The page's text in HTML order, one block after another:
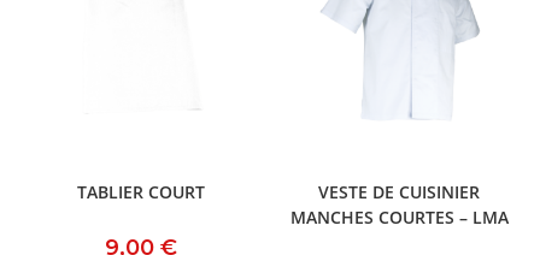
TABLIER COURT
9,00 €
VESTE DE CUISINIER
MANCHES COURTES – LMA